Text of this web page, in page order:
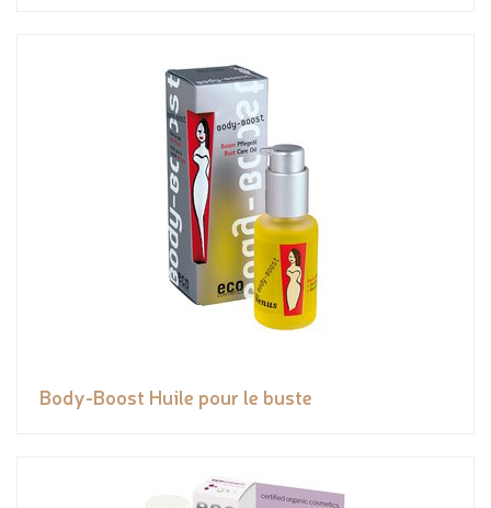
Body-Boost Huile pour le buste